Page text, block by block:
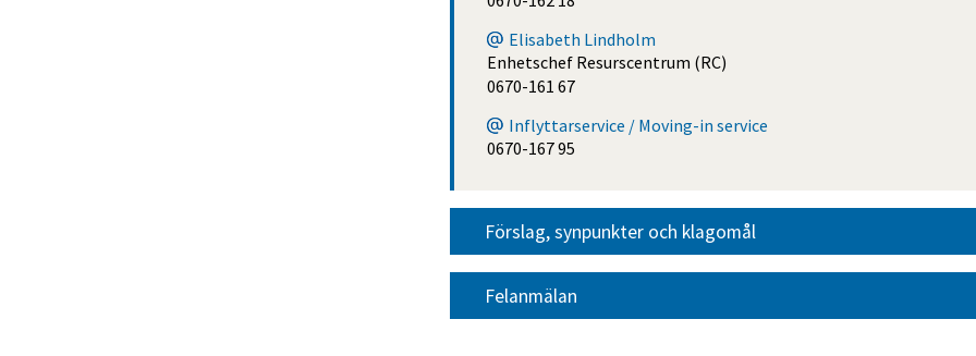
Elisabeth Lindholm
Enhetschef Resurscentrum (RC)
0670-161 67
Inflyttarservice / Moving-in service
0670-167 95
Förslag, synpunkter och klagomål
Felanmälan